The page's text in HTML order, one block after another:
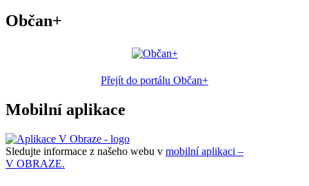
Občan+
Přejít do portálu Občan+
Mobilní aplikace
Sledujte informace z našeho webu v mobilní aplikaci –
V OBRAZE.